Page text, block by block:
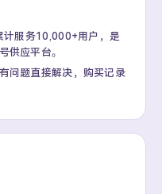
服务10,000+用户，是
供应平台。
问题直接解决，购买记录